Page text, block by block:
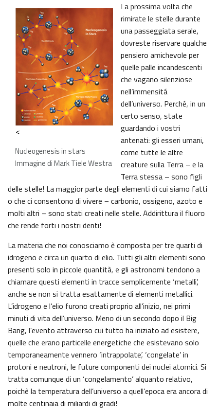
<
Nucleogenesis in stars
Immagine di Mark Tiele Westra
La prossima volta che
rimirate le stelle durante
una passeggiata serale,
dovreste riservare qualche
pensiero amichevole per
quelle palle incandescenti
che vagano silenziose
nell’immensitá
dell’universo. Perché, in un
certo senso, state
guardando i vostri
antenati: gli esseri umani,
come tutte le altre
creature sulla Terra – e la
Terra stessa – sono figli
delle stelle! La maggior parte degli elementi di cui siamo fatti
o che ci consentono di vivere – carbonio, ossigeno, azoto e
molti altri – sono stati creati nelle stelle. Addirittura il fluoro
che rende forti i nostri denti!
La materia che noi conosciamo è composta per tre quarti di
idrogeno e circa un quarto di elio. Tutti gli altri elementi sono
presenti solo in piccole quantità, e gli astronomi tendono a
chiamare questi elementi in tracce semplicemente ‘metalli’,
anche se non si tratta esattamente di elementi metallici.
L’idrogeno e l’elio furono creati proprio all’inizio, nei primi
minuti di vita dell’universo. Meno di un secondo dopo il Big
Bang, l’evento attraverso cui tutto ha iniziato ad esistere,
quelle che erano particelle energetiche che esistevano solo
temporaneamente vennero ‘intrappolate’, ‘congelate’ in
protoni e neutroni, le future componenti dei nuclei atomici. Si
tratta comunque di un ‘congelamento’ alquanto relativo,
poichè la temperatura dell’universo a quell’epoca era ancora di
molte centinaia di miliardi di gradi!